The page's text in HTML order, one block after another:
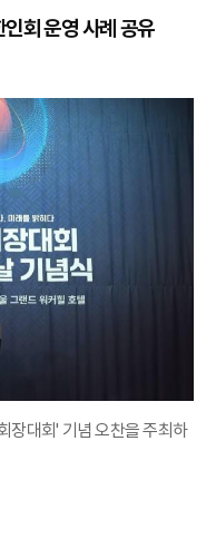
회 운영 사례 공유
장대회' 기념 오찬을 주최하